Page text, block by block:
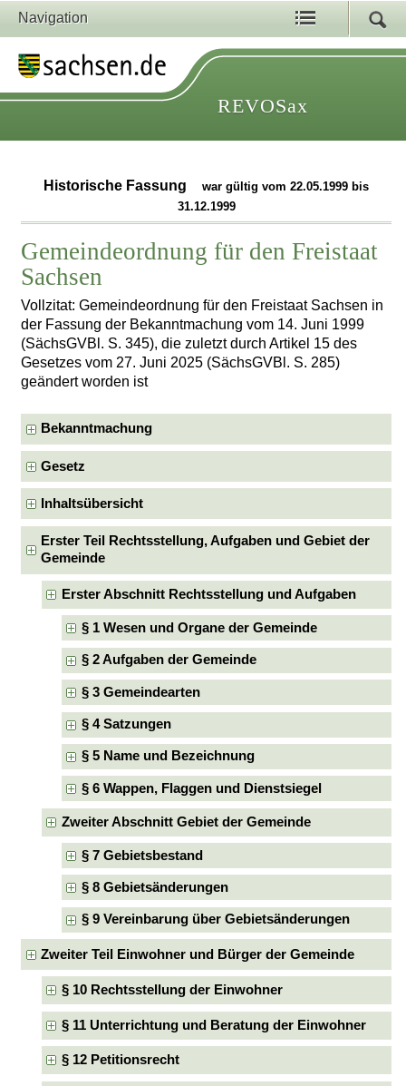
Navigation
REVOSax
Historische Fassung
war gültig vom 22.05.1999 bis
31.12.1999
Gemeindeordnung für den Freistaat
Sachsen
Vollzitat: Gemeindeordnung für den Freistaat Sachsen in
der Fassung der Bekanntmachung vom 14. Juni 1999
(SächsGVBl. S. 345), die zuletzt durch Artikel 15 des
Gesetzes vom 27. Juni 2025 (SächsGVBl. S. 285)
geändert worden ist
Bekanntmachung
Gesetz
Inhaltsübersicht
Erster Teil Rechtsstellung, Aufgaben und Gebiet der
Gemeinde
Erster Abschnitt Rechtsstellung und Aufgaben
§ 1 Wesen und Organe der Gemeinde
§ 2 Aufgaben der Gemeinde
§ 3 Gemeindearten
§ 4 Satzungen
§ 5 Name und Bezeichnung
§ 6 Wappen, Flaggen und Dienstsiegel
Zweiter Abschnitt Gebiet der Gemeinde
§ 7 Gebietsbestand
§ 8 Gebietsänderungen
§ 9 Vereinbarung über Gebietsänderungen
Zweiter Teil Einwohner und Bürger der Gemeinde
§ 10 Rechtsstellung der Einwohner
§ 11 Unterrichtung und Beratung der Einwohner
§ 12 Petitionsrecht